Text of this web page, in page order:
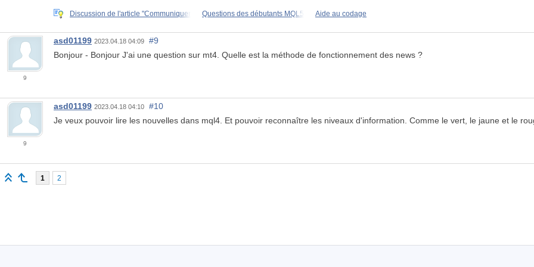
Discussion de l'article "Communiquer Questions des débutants MQL5 Aide au codage
9
asd01199 2023.04.18 04:09
#9
Bonjour - Bonjour J'ai une question sur mt4. Quelle est la méthode de fonctionnement des news ?
9
asd01199 2023.04.18 04:10
#10
Je veux pouvoir lire les nouvelles dans mql4. Et pouvoir reconnaître les niveaux d'information. Comme le vert, le jaune et le
1 2